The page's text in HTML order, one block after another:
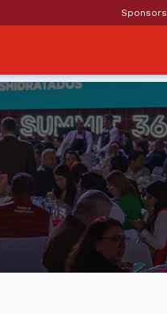
Sponsors